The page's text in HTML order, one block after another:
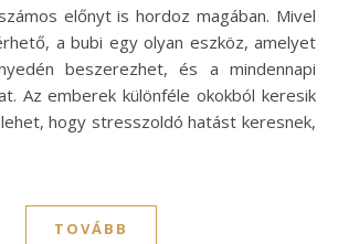
előnyt is hordoz magában. Mivel
a bubi egy olyan eszköz, amelyet
beszerezhet, és a mindennapi
Az emberek különféle okokból keresik
hogy stresszoldó hatást keresnek,
TOVÁBB